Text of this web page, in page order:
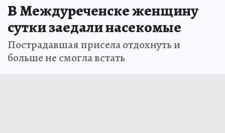
В Междуреченске женщину
сутки заедали насекомые
Пострадавшая присела отдохнуть и
больше не смогла встать